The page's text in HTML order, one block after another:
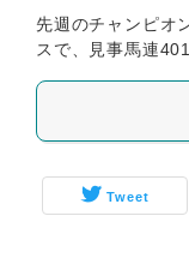
先週のチャンピオ
スで、見事馬連
Tweet